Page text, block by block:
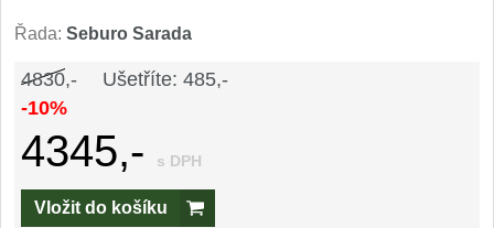
Speciální nože
Vrhací nože 12
Záchranářské
Ostření nožů
Řada: Seburo Sarada
4830,- Ušetříte: 485,-
-10%
4345,- s DPH
Vložit do košíku